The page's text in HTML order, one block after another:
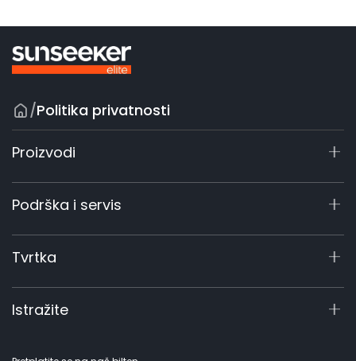
/Politika privatnosti
Proizvodi
X7 / X7 Plus Gen 2
Serija X9
X5 Gen 2
X3 Gen 2
Profesionalni program od 60 V
Pribor
Podrška i servis
Centar za podršku
Upit o proizvodu
Priručnici i videozapisi
Tvrtka
O nama
Elite Lab
Istražite